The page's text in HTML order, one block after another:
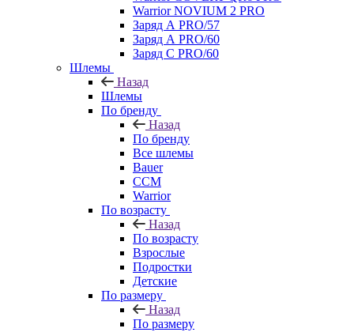
Warrior NOVIUM 2 PRO
Заряд А PRO/57
Заряд А PRO/60
Заряд С PRO/60
Шлемы
Назад
Шлемы
По бренду
Назад
По бренду
Все шлемы
Bauer
CCM
Warrior
По возрасту
Назад
По возрасту
Взрослые
Подростки
Детские
По размеру
Назад
По размеру